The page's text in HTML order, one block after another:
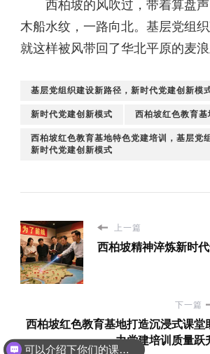
西柏坡的风吹过，带着算盘声
木船水纹，一路向北。基层党组织
就这样被风带回了华北平原的麦浪
基层党组织建设新路径，新时代党建创新模
新时代党建创新模式 西柏坡红色教育基
西柏坡红色教育基地特色党建培训，基层党
新时代党建创新模式
上一篇
西柏坡精神淬炼新时
下一篇
西柏坡红色教育基地打造沉浸式课堂
力党建培训质量跃
可以介绍下你们的课程吗？